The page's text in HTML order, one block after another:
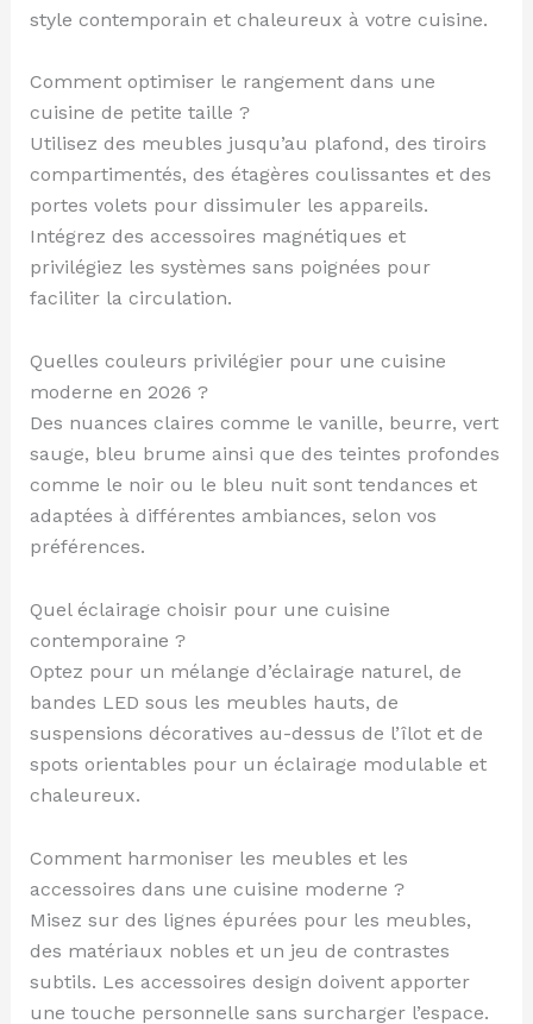
style contemporain et chaleureux à votre cuisine.
Comment optimiser le rangement dans une
cuisine de petite taille ?
Utilisez des meubles jusqu’au plafond, des tiroirs
compartimentés, des étagères coulissantes et des
portes volets pour dissimuler les appareils.
Intégrez des accessoires magnétiques et
privilégiez les systèmes sans poignées pour
faciliter la circulation.
Quelles couleurs privilégier pour une cuisine
moderne en 2026 ?
Des nuances claires comme le vanille, beurre, vert
sauge, bleu brume ainsi que des teintes profondes
comme le noir ou le bleu nuit sont tendances et
adaptées à différentes ambiances, selon vos
préférences.
Quel éclairage choisir pour une cuisine
contemporaine ?
Optez pour un mélange d’éclairage naturel, de
bandes LED sous les meubles hauts, de
suspensions décoratives au-dessus de l’îlot et de
spots orientables pour un éclairage modulable et
chaleureux.
Comment harmoniser les meubles et les
accessoires dans une cuisine moderne ?
Misez sur des lignes épurées pour les meubles,
des matériaux nobles et un jeu de contrastes
subtils. Les accessoires design doivent apporter
une touche personnelle sans surcharger l’espace.